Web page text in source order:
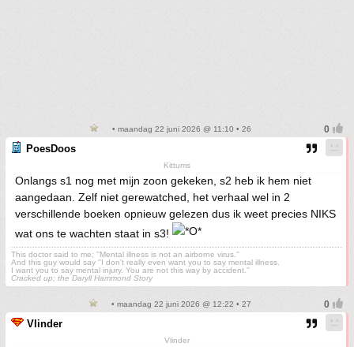
• maandag 22 juni 2026 @ 11:10 • 26
PoesDoos
Kittums
Onlangs s1 nog met mijn zoon gekeken, s2 heb ik hem niet
aangedaan. Zelf niet gerewatched, het verhaal wel in 2
verschillende boeken opnieuw gelezen dus ik weet precies NIKS
wat ons te wachten staat in s3!
This doctor said to me; ''Mental illness is not an airborne virus.''
And this guy would say ''I don't really even want you to say mental illness.
I want you to say mental injury. You are not this way by accident.''
Cracked up; the Daryll Hammond Story
• maandag 22 juni 2026 @ 12:22 • 27
Vlinder
Vlinder